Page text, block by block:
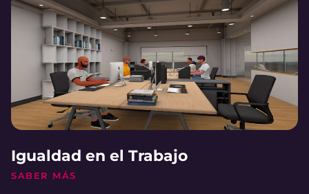
Igualdad en el Trabajo
SABER MÁS